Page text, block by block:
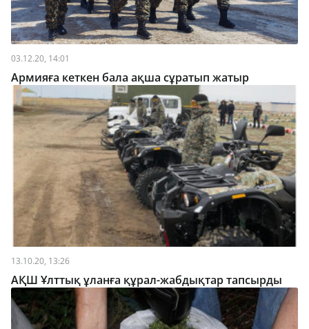
03.12.20, 14:01
Армияға кеткен бала ақша сұратып жатыр
13.10.20, 13:26
АҚШ Ұлттық ұланға құрал-жабдықтар тапсырды